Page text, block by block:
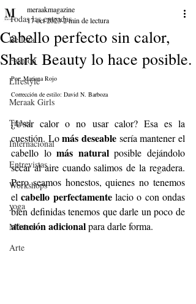
Todas las entradas
Belleza
Fashion
Lifestyle
Meraak Girls
Travel
Internacional
Entrevistas
Workshops
yoga
Música.
Arte
Cabello perfecto sin calor,
Shark Beauty lo hace posible.
meraakmagazine
17 oct 20232 min de lectura
Por: Mariana Rojo
Corrección de estilo: David N. Barboza
¿Usar calor o no usar calor? Esa es la
cuestión. Lo más deseable sería mantener el
cabello lo más natural posible dejándolo
secar al aire cuando salimos de la regadera.
Pero seamos honestos, quienes no tenemos
el cabello perfectamente lacio o con ondas
bien definidas tenemos que darle un poco de
atención adicional para darle forma.